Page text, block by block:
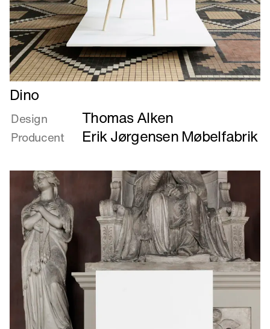
Læs
mere
om
Dino
Dino
Design Thomas Alken
Producent Erik Jørgensen Møbelfabrik